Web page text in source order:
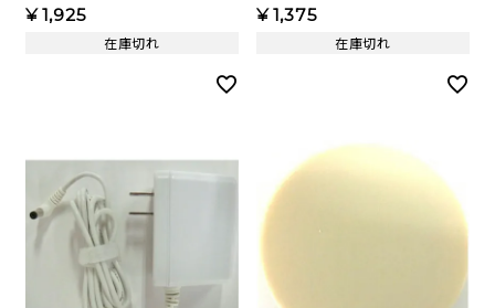
¥1,925
在庫切れ
¥1,375
在庫切れ